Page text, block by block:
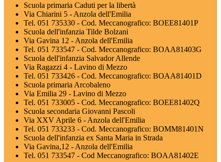
Scuola primaria Caduti per la libertà
Via Chiarini 5 - Anzola dell'Emilia
Tel. 051 735330 - Cod. Meccanografico: BOEE81401P
Scuola dell'infanzia Tilde Bolzani
Via Gavina 12 - Anzola dell'Emilia
Tel. 051 733547 - Cod. Meccanografico: BOAA81403G
Scuola dell'infanzia Salvador Allende
Via Ragazzi 4 - Lavino di Mezzo
Tel. 051 733426 - Cod. Meccanografico: BOAA81401D
Scuola primaria Arcobaleno
Via Emilia 29 - Lavino di Mezzo
Tel. 051 733005 - Cod. Meccanografico: BOEE81402Q
Scuola secondaria Giovanni Pascoli
Via XXV Aprile 6 - Anzola dell'Emilia
Tel. 051 733233 - Cod. Meccanografico: BOMM81401N
Scuola dell'infanzia ex Santa Maria in Strada
Via Gavina,12 - Anzola dell'Emilia
Tel. 051 733547 - Cod Meccanografico: BOAA81402E